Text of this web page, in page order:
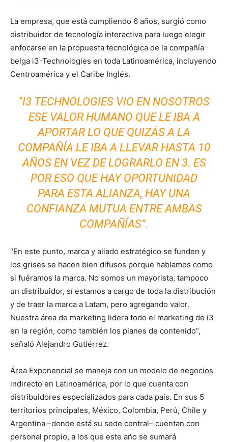
La empresa, que está cumpliendo 6 años, surgió como
distribuidor de tecnología interactiva para luego elegir
enfocarse en la propuesta tecnológica de la compañía
belga i3-Technologies en toda Latinoamérica, incluyendo
Centroamérica y el Caribe Inglés.
“I3 TECHNOLOGIES VIO EN NOSOTROS
ESE VALOR HUMANO QUE LE IBA A
APORTAR LO QUE QUIZÁS A LA
COMPAÑÍA LE IBA A LLEVAR HASTA 10
AÑOS EN VEZ DE LOGRARLO EN 3. ES
POR ESO QUE HAY OPORTUNIDAD
PARA ESTA ALIANZA, HAY UNA
CONFIANZA MUTUA ENTRE AMBAS
COMPAÑÍAS”.
“En este punto, marca y aliado estratégico se funden y
los grises se hacen bien difusos porque hablamos como
si fuéramos la marca. No somos un mayorista, tampoco
un distribuidor, sí estamos a cargo de toda la distribución
y de traer la marca a Latam, pero agregando valor.
Nuestra área de marketing lidera todo el marketing de i3
en la región, como también los planes de contenido”,
señaló Alejandro Gutiérrez.
Área Exponencial se maneja con un modelo de negocios
indirecto en Latinoamérica, por lo que cuenta con
distribuidores especializados para cada país. En sus 5
territorios principales, México, Colombia, Perú, Chile y
Argentina –donde está su sede central– cuentan con
personal propio, a los que este año se sumará